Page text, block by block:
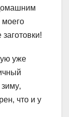
моего
уже
что и у